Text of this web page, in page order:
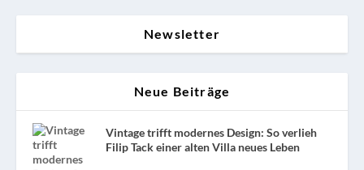
Newsletter
Neue Beiträge
Vintage trifft modernes Design: So verlieh
Filip Tack einer alten Villa neues Leben